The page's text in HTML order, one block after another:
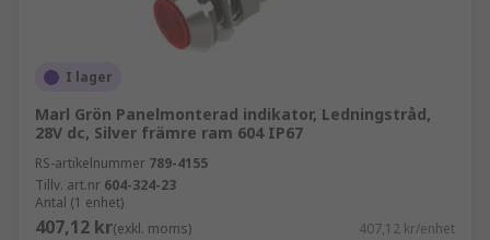
I lager
Marl Grön Panelmonterad indikator, Ledningstråd,
28V dc, Silver främre ram 604 IP67
RS-artikelnummer 789-4155
Tillv. art.nr 604-324-23
Antal (1 enhet)
407,12 kr(exkl. moms) 407,12 kr/enhet